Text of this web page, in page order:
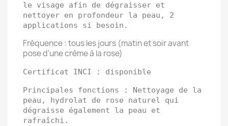
le visage afin de dégraisser et
nettoyer en profondeur la peau, 2
applications si besoin.
Fréquence : tous les jours (matin et soir avant
pose d'une crème à la rose)
Certificat INCI : disponible
Principales fonctions : Nettoyage de la
peau, hydrolat de rose naturel qui
dégraisse également la peau et
rafraîchi.